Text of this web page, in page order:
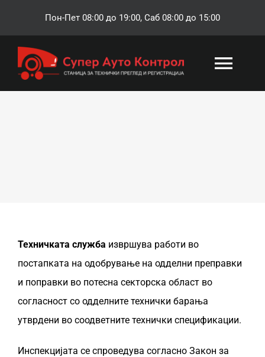
content
Пон-Пет 08:00 до 19:00, Саб 08:00 до 15:00
ДОКУМЕНТИ
ЗА НАС
КАРИЕРА
Техничката служба извршува работи во
постапката на одобрување на одделни преправки
и поправки во потесна секторска област во
согласност со одделните технички барања
утврдени во соодветните технички спецификации.
Инспекцијата се спроведува согласно Закон за